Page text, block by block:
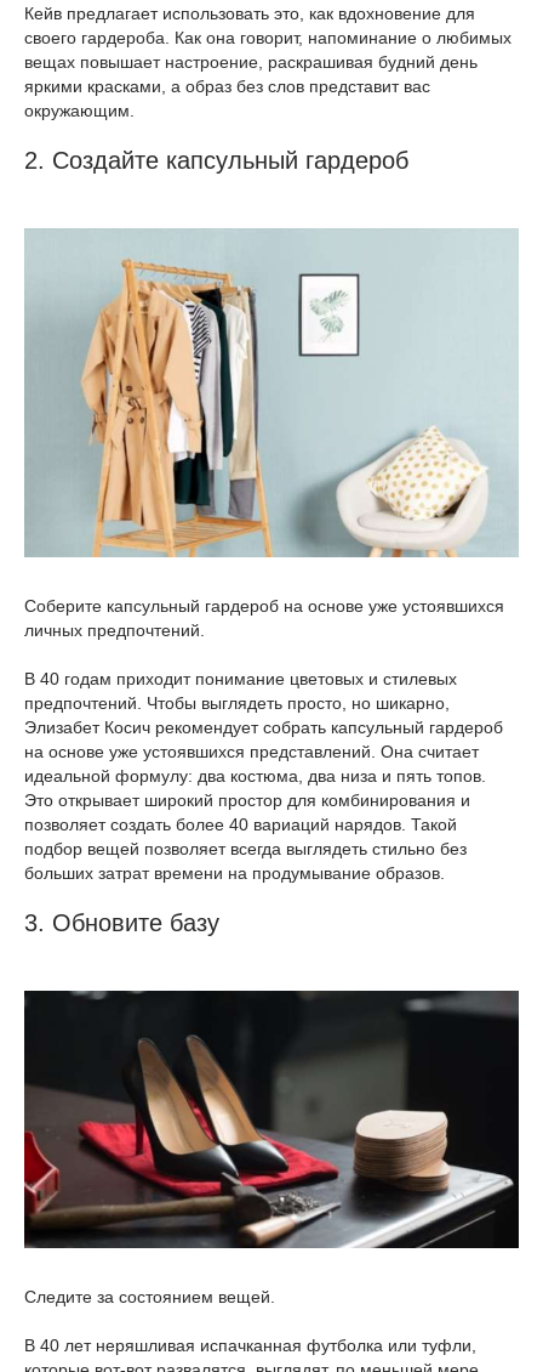
Кейв предлагает использовать это, как вдохновение для
своего гардероба. Как она говорит, напоминание о любимых
вещах повышает настроение, раскрашивая будний день
яркими красками, а образ без слов представит вас
окружающим.
2. Создайте капсульный гардероб
Соберите капсульный гардероб на основе уже устоявшихся
личных предпочтений.
В 40 годам приходит понимание цветовых и стилевых
предпочтений. Чтобы выглядеть просто, но шикарно,
Элизабет Косич рекомендует собрать капсульный гардероб
на основе уже устоявшихся представлений. Она считает
идеальной формулу: два костюма, два низа и пять топов.
Это открывает широкий простор для комбинирования и
позволяет создать более 40 вариаций нарядов. Такой
подбор вещей позволяет всегда выглядеть стильно без
больших затрат времени на продумывание образов.
3. Обновите базу
Следите за состоянием вещей.
В 40 лет неряшливая испачканная футболка или туфли,